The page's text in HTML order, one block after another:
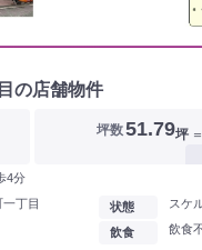
の店舗物件
坪数51.79坪
4分
丁目 状態 スケ
飲食 飲食